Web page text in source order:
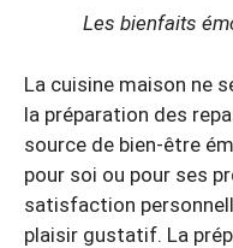
Les bienfaits
La cuisine maison ne
la préparation des
source de bien-être
pour soi ou pour ses
satisfaction
plaisir gustatif. La